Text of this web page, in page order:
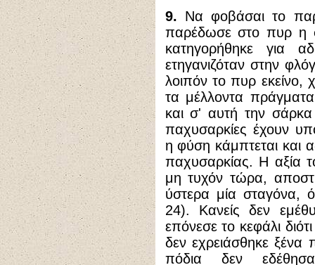
9. Να φοβάσαι το
παρέδωσε στο πυρ η
κατηγορήθηκε για
ετηγανιζόταν στην
λοιπόν το πυρ εκείνο,
τα μέλλοντα
και σ' αυτή την
παχυσαρκίες έχουν
η φύση κάμπτεται και
παχυσαρκίας. Η αξία
μη τυχόν τώρα,
ύστερα μία σταγόνα,
24). Κανείς δεν
επόνεσε το κεφάλι
δεν εχρειάσθηκε ξένα
πόδια δεν